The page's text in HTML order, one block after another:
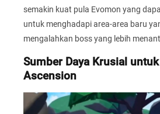
semakin kuat pula Evomon yang
untuk menghadapi area-area baru
mengalahkan boss yang lebih
Sumber Daya Krusial
Ascension